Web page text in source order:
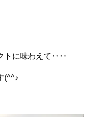
トに味わえて‥‥
(^^♪